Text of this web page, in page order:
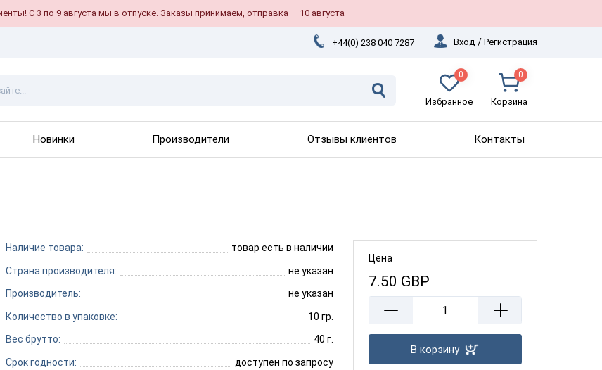
С 3 по 9 августа мы в отпуске. Заказы принимаем, отправка — 10 августа
+44(0) 238 040 7287 Вход / Регистрация
0
Избранное
0
Корзина
Новинки Производители Отзывы клиентов Контакты
Наличие товара: товар есть в наличии
Страна производителя: не указан
Производитель: не указан
Количество в упаковке: 10 гр.
Вес брутто: 40 г.
Срок годности: доступен по запросу
Цена
7.50 GBP
В корзину